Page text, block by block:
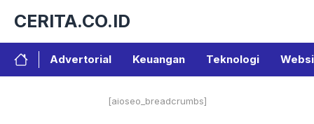
isi
CERITA.CO.ID
Advertorial Keuangan Teknologi
[aioseo_breadcrumbs]